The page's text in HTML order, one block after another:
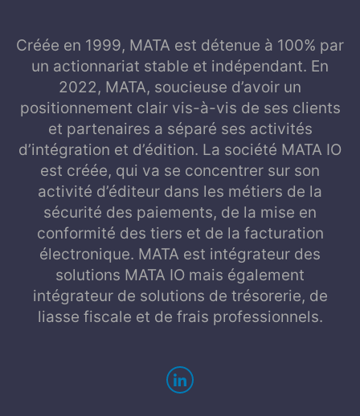
Créée en 1999, MATA est détenue à 100% par
un actionnariat stable et indépendant. En
2022, MATA, soucieuse d’avoir un
positionnement clair vis-à-vis de ses clients
et partenaires a séparé ses activités
d’intégration et d’édition. La société MATA IO
est créée, qui va se concentrer sur son
activité d’éditeur dans les métiers de la
sécurité des paiements, de la mise en
conformité des tiers et de la facturation
électronique. MATA est intégrateur des
solutions MATA IO mais également
intégrateur de solutions de trésorerie, de
liasse fiscale et de frais professionnels.